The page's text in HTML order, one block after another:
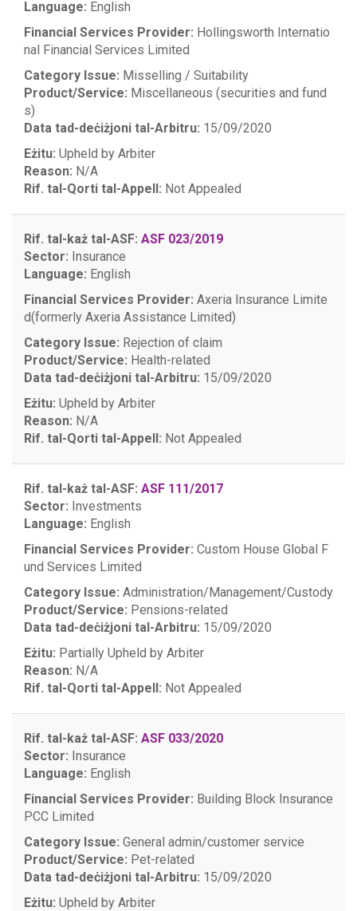
Language: English
Financial Services Provider: Hollingsworth Internatio
nal Financial Services Limited
Category Issue: Misselling / Suitability
Product/Service: Miscellaneous (securities and fund
s)
Data tad-deċiżjoni tal-Arbitru: 15/09/2020
Eżitu: Upheld by Arbiter
Reason: N/A
Rif. tal-Qorti tal-Appell: Not Appealed
Rif. tal-każ tal-ASF: ASF 023/2019
Sector: Insurance
Language: English
Financial Services Provider: Axeria Insurance Limite
d(formerly Axeria Assistance Limited)
Category Issue: Rejection of claim
Product/Service: Health-related
Data tad-deċiżjoni tal-Arbitru: 15/09/2020
Eżitu: Upheld by Arbiter
Reason: N/A
Rif. tal-Qorti tal-Appell: Not Appealed
Rif. tal-każ tal-ASF: ASF 111/2017
Sector: Investments
Language: English
Financial Services Provider: Custom House Global F
und Services Limited
Category Issue: Administration/Management/Custody
Product/Service: Pensions-related
Data tad-deċiżjoni tal-Arbitru: 15/09/2020
Eżitu: Partially Upheld by Arbiter
Reason: N/A
Rif. tal-Qorti tal-Appell: Not Appealed
Rif. tal-każ tal-ASF: ASF 033/2020
Sector: Insurance
Language: English
Financial Services Provider: Building Block Insurance
PCC Limited
Category Issue: General admin/customer service
Product/Service: Pet-related
Data tad-deċiżjoni tal-Arbitru: 15/09/2020
Eżitu: Upheld by Arbiter